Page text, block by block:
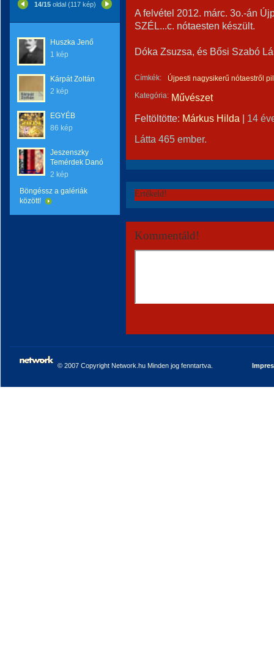
14/15oldal (117 kép)
Huszka Jenő
1 kép
Kárpát Zoltán
2 kép
EGYÉB
86 kép
Jeszenszky
Temérdek Danó
2 kép
Böngéssz a galériák
között!
A felvétel 2012. márc. 3o.-án
SZÉL...c. nótaesten készült.
Dóka Zsuzsa, és Bősi Szabó
Címkék:
Újpesti nagysikerű nótaestről
Kategória: Művészet
Feltöltötte: Márkus Hilda | 14
Látta 465 ember.
Értékeld!
Kommentáld!
© 2007 Copyright Network.hu Minden jog fenntartva.